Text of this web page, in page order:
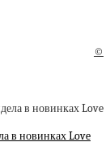
©
в новинках Love